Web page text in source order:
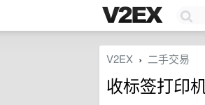
V2EX › 二手交易
收标签打印